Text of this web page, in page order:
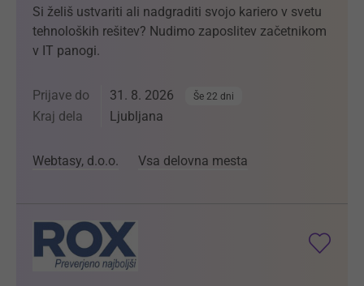
Si želiš ustvariti ali nadgraditi svojo kariero v svetu
tehnoloških rešitev? Nudimo zaposlitev začetnikom
v IT panogi.
Prijave do 31. 8. 2026 Še 22 dni
Kraj dela Ljubljana
Webtasy, d.o.o. Vsa delovna mesta